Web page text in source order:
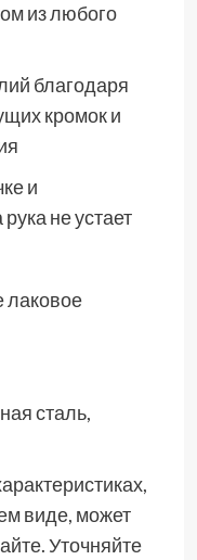
из любого
благодаря
кромок и
и
не устает
лаковое
сталь,
виде, может
Уточняйте